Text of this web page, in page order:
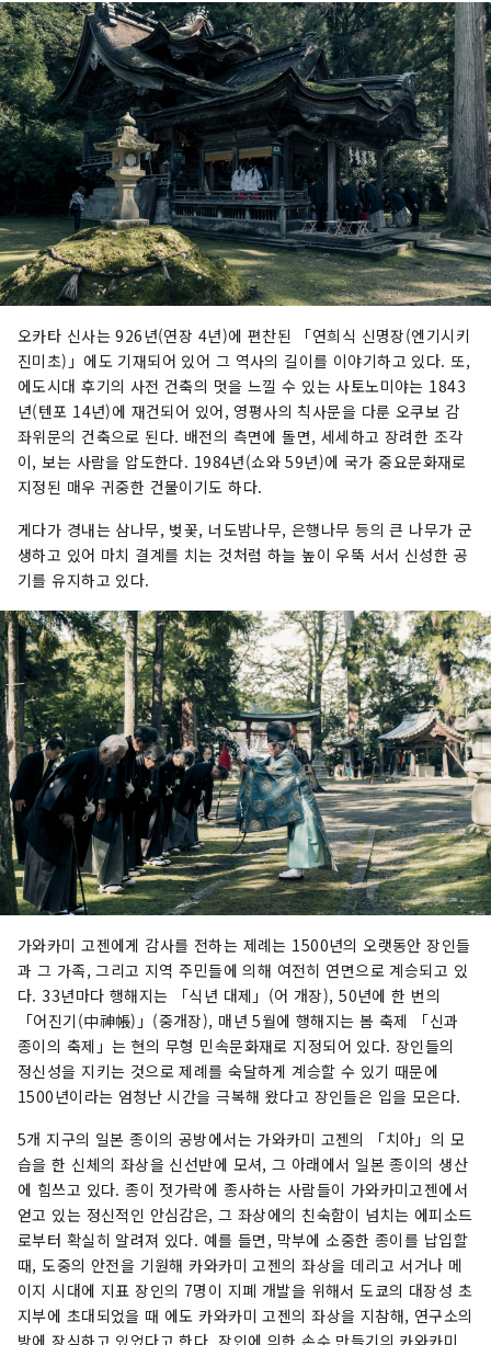
오카타 신사는 926년(연장 4년)에 편찬된 「연희식 신명장(엔기시키
진미초)」에도 기재되어 있어 그 역사의 길이를 이야기하고 있다. 또,
에도시대 후기의 사전 건축의 멋을 느낄 수 있는 사토노미야는 1843
년(텐포 14년)에 재건되어 있어, 영평사의 칙사문을 다룬 오쿠보 감
좌위문의 건축으로 된다. 배전의 측면에 돌면, 세세하고 장려한 조각
이, 보는 사람을 압도한다. 1984년(쇼와 59년)에 국가 중요문화재로
지정된 매우 귀중한 건물이기도 하다.
게다가 경내는 삼나무, 벚꽃, 너도밤나무, 은행나무 등의 큰 나무가 군
생하고 있어 마치 결계를 치는 것처럼 하늘 높이 우뚝 서서 신성한 공
기를 유지하고 있다.
가와카미 고젠에게 감사를 전하는 제례는 1500년의 오랫동안 장인들
과 그 가족, 그리고 지역 주민들에 의해 여전히 연면으로 계승되고 있
다. 33년마다 행해지는 「식년 대제」(어 개장), 50년에 한 번의
「어진기(中神帳)」(중개장), 매년 5월에 행해지는 봄 축제 「신과
종이의 축제」는 현의 무형 민속문화재로 지정되어 있다. 장인들의
정신성을 지키는 것으로 제례를 숙달하게 계승할 수 있기 때문에
1500년이라는 엄청난 시간을 극복해 왔다고 장인들은 입을 모은다.
5개 지구의 일본 종이의 공방에서는 가와카미 고젠의 「치아」의 모
습을 한 신체의 좌상을 신선반에 모셔, 그 아래에서 일본 종이의 생산
에 힘쓰고 있다. 종이 젓가락에 종사하는 사람들이 가와카미고젠에서
얻고 있는 정신적인 안심감은, 그 좌상에의 친숙함이 넘치는 에피소드
로부터 확실히 알려져 있다. 예를 들면, 막부에 소중한 종이를 납입할
때, 도중의 안전을 기원해 카와카미 고젠의 좌상을 데리고 서거나 메
이지 시대에 지표 장인의 7명이 지폐 개발을 위해서 도쿄의 대장성 초
지부에 초대되었을 때 에도 카와카미 고젠의 좌상을 지참해, 연구소의
방에 장식하고 있었다고 한다. 장인에 의한 손수 만들기의 카와카미